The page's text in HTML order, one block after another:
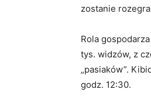
zostanie
Rola
tys. widzów, z
„pasiaków”.
godz. 12:30.